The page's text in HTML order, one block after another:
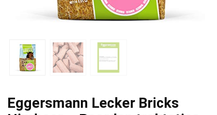
Eggersmann Lecker Bricks